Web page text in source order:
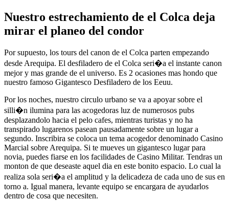
Nuestro estrechamiento de el Colca deja
mirar el planeo del condor
Por supuesto, los tours del canon de el Colca parten empezando
desde Arequipa. El desfiladero de el Colca seri�a el instante canon
mejor y mas grande de el universo. Es 2 ocasiones mas hondo que
nuestro famoso Gigantesco Desfiladero de los Eeuu.
Por los noches, nuestro circulo urbano se va a apoyar sobre el
silli�n ilumina para las acogedoras luz de numerosos pubs
desplazandolo hacia el pelo cafes, mientras turistas y no ha
transpirado lugarenos pasean pausadamente sobre un lugar a
segundo. Inscribira se coloca un tema acogedor denominado Casino
Marcial sobre Arequipa. Si te mueves un gigantesco lugar para
novia, puedes fiarse en los facilidades de Casino Militar. Tendras un
monton de que deseaste aquel dia en este bonito espacio. Lo cual la
realiza sola seri�a el amplitud y la delicadeza de cada uno de sus en
torno a. Igual manera, levante equipo se encargara de ayudarlos
dentro de cosa que necesiten.